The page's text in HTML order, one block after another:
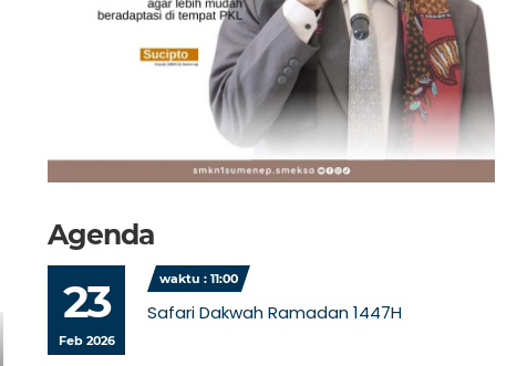
Agenda
23
Feb 2026
waktu : 11:00
Safari Dakwah Ramadan 1447H